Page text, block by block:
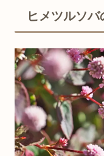
ヒメツルソ